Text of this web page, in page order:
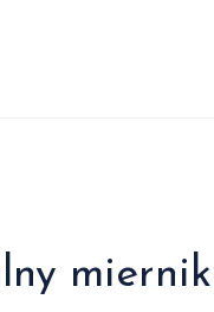
miernik